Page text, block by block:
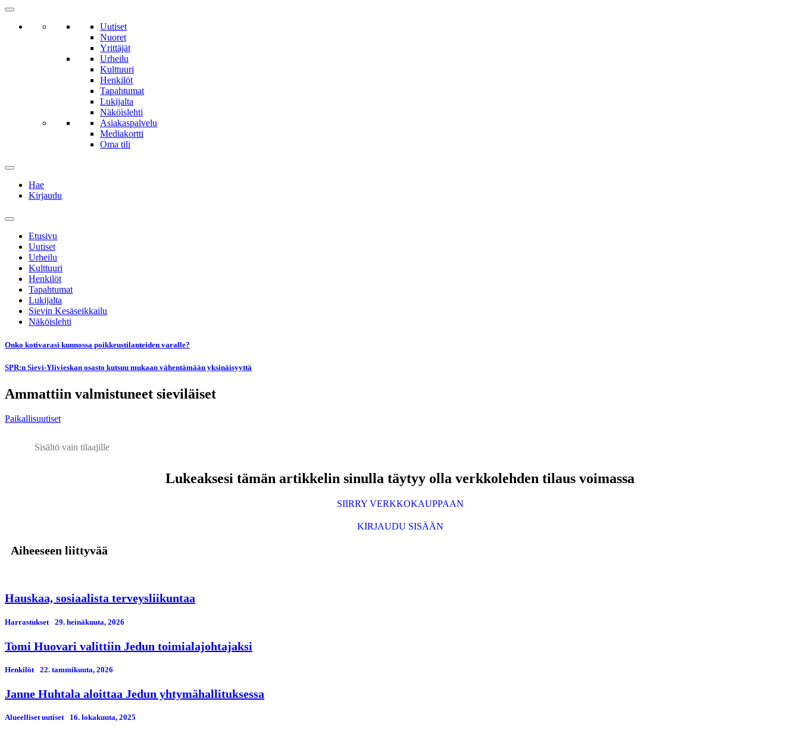
Uutiset
Nuoret
Yrittäjät
Urheilu
Kulttuuri
Henkilöt
Tapahtumat
Lukijalta
Näköislehti
Asiakaspalvelu
Mediakortti
Oma tili
Hae
Kirjaudu
Etusivu
Uutiset
Urheilu
Kulttuuri
Henkilöt
Tapahtumat
Lukijalta
Sievin Kesäseikkailu
Näköislehti
Onko kotivarasi kunnossa poikkeustilanteiden varalle?
SPR:n Sievi-Ylivieskan osasto kutsuu mukaan vähentämään yksinäisyyttä
Ammattiin valmistuneet sieviläiset
Paikallisuutiset
Sisältö vain tilaajille
Lukeaksesi tämän artikkelin sinulla täytyy olla verkkolehden tilaus voimassa
SIIRRY VERKKOKAUPPAAN
KIRJAUDU SISÄÄN
Aiheeseen liittyvää
Hauskaa, sosiaalista terveysliikuntaa
Harrastukset 29. heinäkuuta, 2026
Tomi Huovari valittiin Jedun toimialajohtajaksi
Henkilöt 22. tammikuuta, 2026
Janne Huhtala aloittaa Jedun yhtymähallituksessa
Alueelliset uutiset 16. lokakuuta, 2025